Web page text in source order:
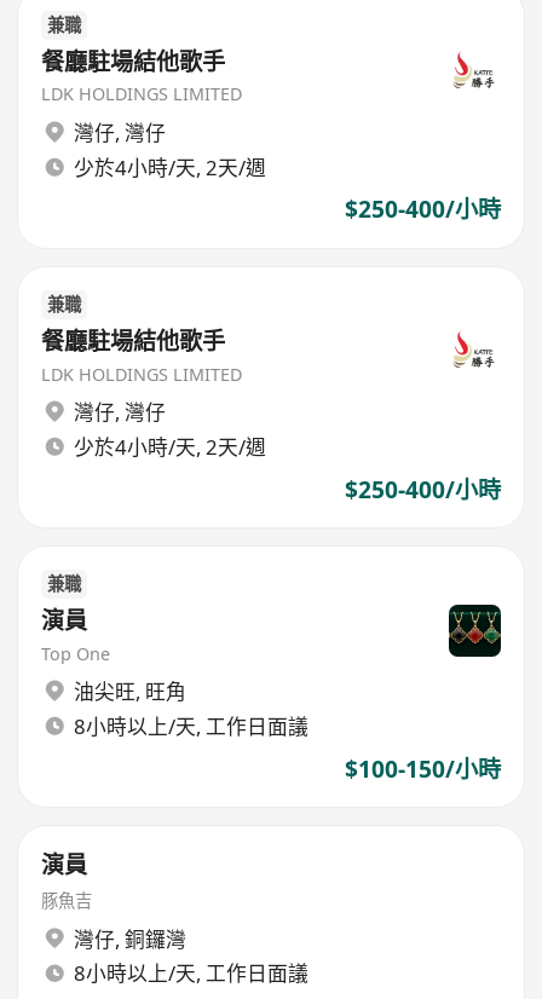
兼職
餐廳駐場結他歌手
LDK HOLDINGS LIMITED
灣仔, 灣仔
少於4小時/天, 2天/週
$250-400/小時
兼職
餐廳駐場結他歌手
LDK HOLDINGS LIMITED
灣仔, 灣仔
少於4小時/天, 2天/週
$250-400/小時
兼職
演員
Top One
油尖旺, 旺角
8小時以上/天, 工作日面議
$100-150/小時
演員
豚魚吉
灣仔, 銅鑼灣
8小時以上/天, 工作日面議